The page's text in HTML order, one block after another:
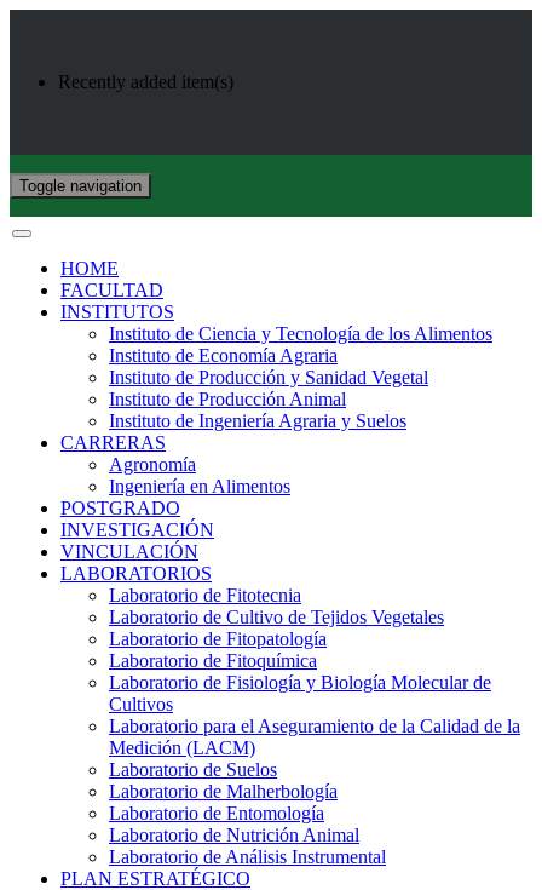
Recently added item(s)
Toggle navigation
HOME
FACULTAD
INSTITUTOS
Instituto de Ciencia y Tecnología de los Alimentos
Instituto de Economía Agraria
Instituto de Producción y Sanidad Vegetal
Instituto de Producción Animal
Instituto de Ingeniería Agraria y Suelos
CARRERAS
Agronomía
Ingeniería en Alimentos
POSTGRADO
INVESTIGACIÓN
VINCULACIÓN
LABORATORIOS
Laboratorio de Fitotecnia
Laboratorio de Cultivo de Tejidos Vegetales
Laboratorio de Fitopatología
Laboratorio de Fitoquímica
Laboratorio de Fisiología y Biología Molecular de
Cultivos
Laboratorio para el Aseguramiento de la Calidad de la
Medición (LACM)
Laboratorio de Suelos
Laboratorio de Malherbología
Laboratorio de Entomología
Laboratorio de Nutrición Animal
Laboratorio de Análisis Instrumental
PLAN ESTRATÉGICO